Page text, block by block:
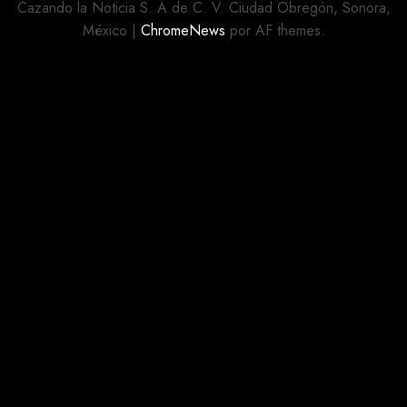
HERMOSILLO,
SONORA
Cazando la Noticia S. A de C. V. Ciudad Obregón, Sonora,
México | ChromeNews por AF themes.